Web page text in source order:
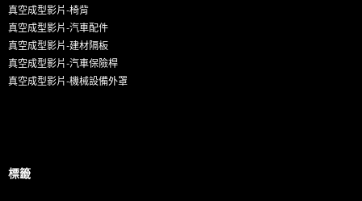
真空成型影片-椅背
真空成型影片-汽車配件
真空成型影片-建材隔板
真空成型影片-汽車保險桿
真空成型影片-機械設備外罩
標籤